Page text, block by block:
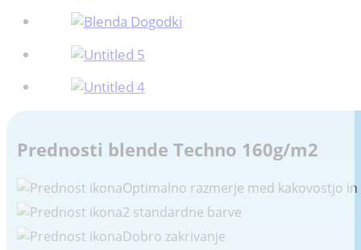
Prednosti blende Techno 160g/m2
Optimalno razmerje med kakovostjo
2 standardne barve
Dobro zakrivanje